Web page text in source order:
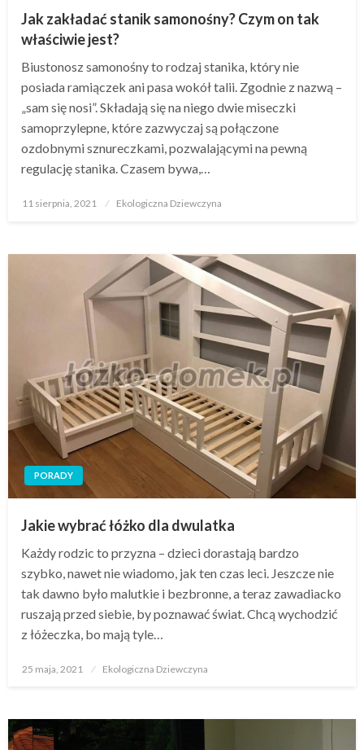
Jak zakładać stanik samonośny? Czym on tak
właściwie jest?
Biustonosz samonośny to rodzaj stanika, który nie
posiada ramiączek ani pasa wokół talii. Zgodnie z nazwą –
„sam się nosi”. Składają się na niego dwie miseczki
samoprzylepne, które zazwyczaj są połączone
ozdobnymi sznureczkami, pozwalającymi na pewną
regulację stanika. Czasem bywa,…
Opublikowane
11 sierpnia, 2021 Ekologiczna Dziewczyna
PORADY
Jakie wybrać łóżko dla dwulatka
Każdy rodzic to przyzna – dzieci dorastają bardzo
szybko, nawet nie wiadomo, jak ten czas leci. Jeszcze nie
tak dawno było malutkie i bezbronne, a teraz zawadiacko
ruszają przed siebie, by poznawać świat. Chcą wychodzić
z łóżeczka, bo mają tyle…
Opublikowane
25 maja, 2021 Ekologiczna Dziewczyna